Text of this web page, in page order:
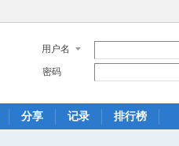
用户名
密码
分享 记录 排行榜